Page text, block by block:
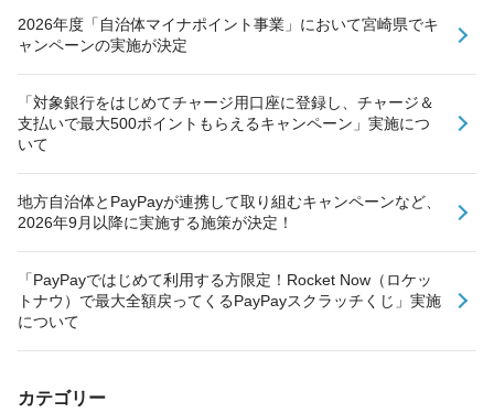
2026年度「自治体マイナポイント事業」において宮崎県でキ
ャンペーンの実施が決定
「対象銀行をはじめてチャージ用口座に登録し、チャージ＆
支払いで最大500ポイントもらえるキャンペーン」実施につ
いて
地方自治体とPayPayが連携して取り組むキャンペーンなど、
2026年9月以降に実施する施策が決定！
「PayPayではじめて利用する方限定！Rocket Now（ロケッ
トナウ）で最大全額戻ってくるPayPayスクラッチくじ」実施
について
カテゴリー